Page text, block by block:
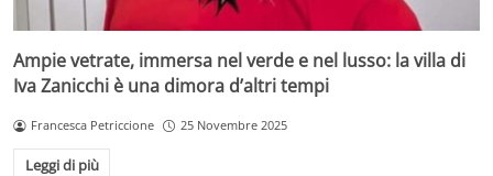
Ampie vetrate, immersa nel verde e nel lusso: la villa di
Iva Zanicchi è una dimora d’altri tempi
Francesca Petriccione 25 Novembre 2025
Leggi di più